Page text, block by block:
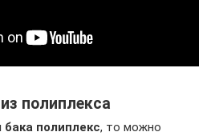
полиплекса
полиплекс, то можно